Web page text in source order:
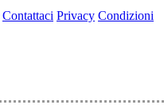
Contattaci Privacy Condizioni